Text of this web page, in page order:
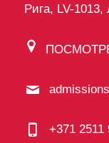
Рига, LV-
+371 2511